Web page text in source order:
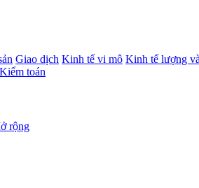
Giao dịch Kinh tế vi mô Kinh tế lượng
Kiểm toán
rộng